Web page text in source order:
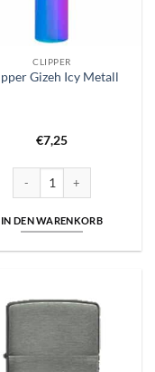
CLIPPER
Gizeh Icy Metall
€7,25
Clipper Gizeh Icy Metall
IN DEN WARENKORB